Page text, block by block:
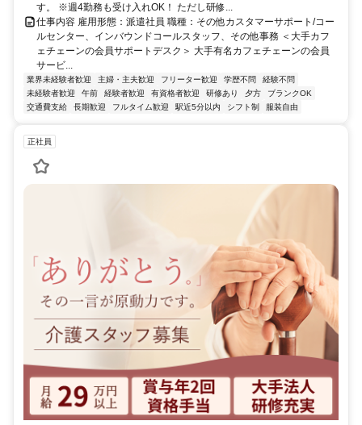
す。 ※週4勤務も受け入れOK！ ただし研修...
仕事内容 雇用形態：派遣社員 職種：その他カスタマーサポート/コー
ルセンター、インバウンドコールスタッフ、その他事務 ＜大手カフ
ェチェーンの会員サポートデスク＞ 大手有名カフェチェーンの会員
サービ...
業界未経験者歓迎 主婦・主夫歓迎 フリーター歓迎 学歴不問
経験不問
未経験者歓迎
午前 経験者歓迎 有資格者歓迎 研修あり 夕方
ブランクOK
交通費支給
長期歓迎 フルタイム歓迎 駅近5分以内 シフト制 服装自由
正社員